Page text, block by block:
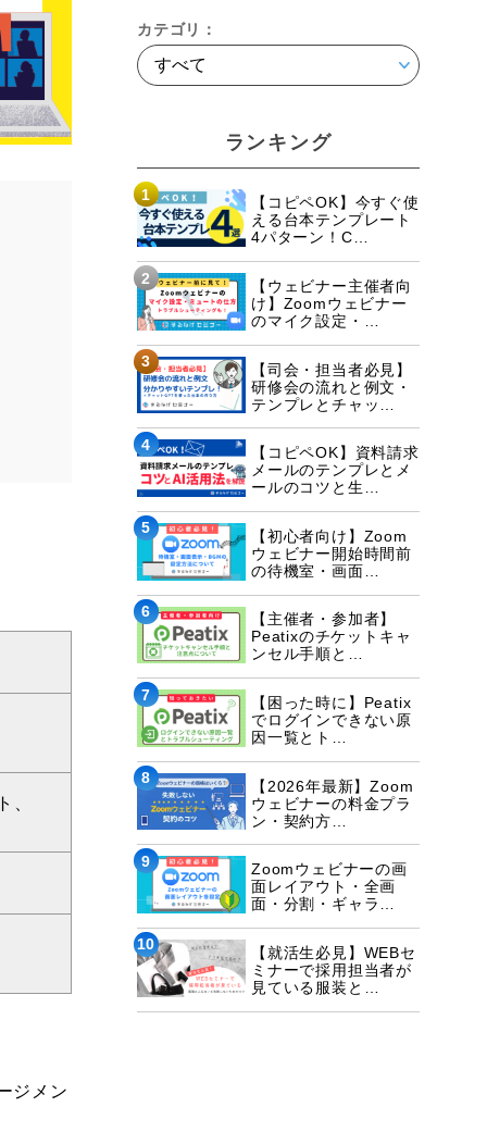
、
ジメン
カテゴリ：
ランキング
1
【コピペOK】今すぐ使
える台本テンプレート
4パターン！C…
2
【ウェビナー主催者向
け】Zoomウェビナー
のマイク設定・…
3
【司会・担当者必見】
研修会の流れと例文・
テンプレとチャッ…
4
【コピペOK】資料請求
メールのテンプレとメ
ールのコツと生…
5
【初心者向け】Zoom
ウェビナー開始時間前
の待機室・画面…
6
【主催者・参加者】
Peatixのチケットキャ
ンセル手順と…
7
【困った時に】Peatix
でログインできない原
因一覧とト…
8
【2026年最新】Zoom
ウェビナーの料金プラ
ン・契約方…
9
Zoomウェビナーの画
面レイアウト・全画
面・分割・ギャラ…
10
【就活生必見】WEBセ
ミナーで採用担当者が
見ている服装と…